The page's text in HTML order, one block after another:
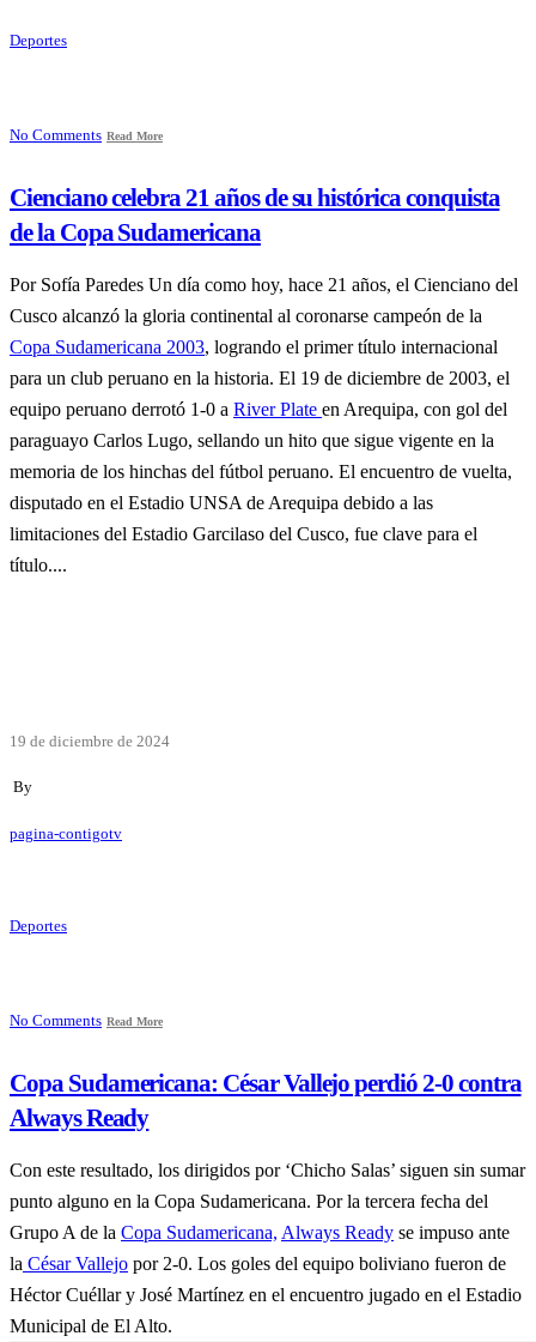
Deportes
No Comments Read More
Cienciano celebra 21 años de su histórica conquista
de la Copa Sudamericana
Por Sofía Paredes Un día como hoy, hace 21 años, el Cienciano del
Cusco alcanzó la gloria continental al coronarse campeón de la
Copa Sudamericana 2003, logrando el primer título internacional
para un club peruano en la historia. El 19 de diciembre de 2003, el
equipo peruano derrotó 1-0 a River Plate en Arequipa, con gol del
paraguayo Carlos Lugo, sellando un hito que sigue vigente en la
memoria de los hinchas del fútbol peruano. El encuentro de vuelta,
disputado en el Estadio UNSA de Arequipa debido a las
limitaciones del Estadio Garcilaso del Cusco, fue clave para el
título....
19 de diciembre de 2024
By
pagina-contigotv
Deportes
No Comments Read More
Copa Sudamericana: César Vallejo perdió 2-0 contra
Always Ready
Con este resultado, los dirigidos por ‘Chicho Salas’ siguen sin sumar
punto alguno en la Copa Sudamericana. Por la tercera fecha del
Grupo A de la Copa Sudamericana, Always Ready se impuso ante
la César Vallejo por 2-0. Los goles del equipo boliviano fueron de
Héctor Cuéllar y José Martínez en el encuentro jugado en el Estadio
Municipal de El Alto.